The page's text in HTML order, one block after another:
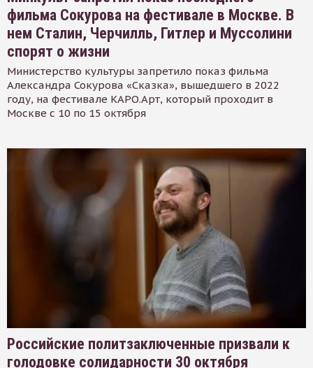
фильма Сокурова на фестивале в Москве. В
нем Сталин, Черчилль, Гитлер и Муссолини
спорят о жизни
Министерство культуры запретило показ фильма
Александра Сокурова «Сказка», вышедшего в 2022
году, на фестивале КАРО.Арт, который проходит в
Москве с 10 по 15 октября
Российские политзаключенные призвали к
голодовке солидарности 30 октября